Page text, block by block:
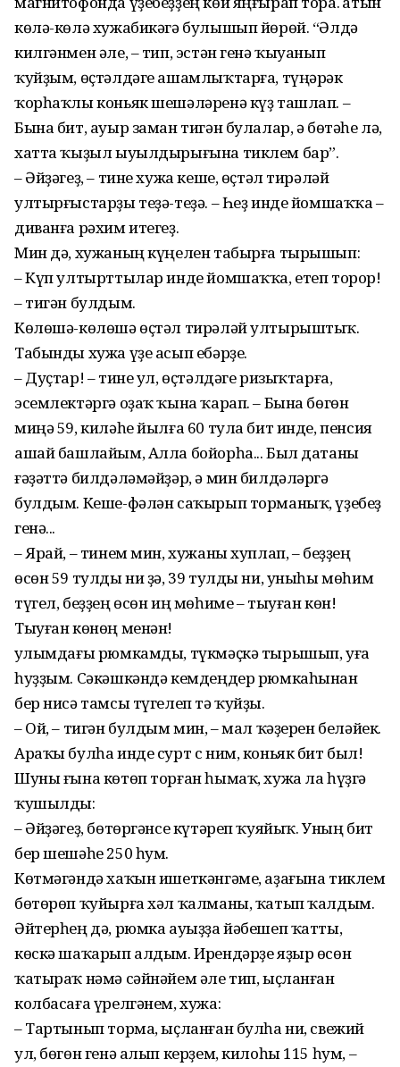
көлә-көлә хужабикәгә булышып йөрөй. “Әлдә
килгәнмен әле, – тип, эстән генә ҡыуанып
ҡуйҙым, өҫтәлдәге ашамлыҡтарға, түңәрәк
ҡорһаҡлы коньяк шешәләренә күҙ ташлап. –
Бына бит, ауыр заман тигән булалар, ә бөтәһе лә,
хатта ҡыҙыл ыуылдырығына тиклем бар”.
– Әйҙәгеҙ, – тине хужа кеше, өҫтәл тирәләй
ултырғыстарҙы теҙә-теҙә. – Һеҙ инде йомшаҡҡа –
диванға рәхим итегеҙ.
Мин дә, хужаның күңелен табырға тырышып:
– Күп ултырттылар инде йомшаҡҡа, етеп торор!
– тигән булдым.
Көлөшә-көлөшә өҫтәл тирәләй ултырыштыҡ.
Табынды хужа үҙе асып ебәрҙе.
– Дуҫтар! – тине ул, өҫтәлдәге ризыҡтарға,
эсемлектәргә оҙаҡ ҡына ҡарап. – Бына бөгөн
миңә 59, киләһе йылға 60 тула бит инде, пенсия
ашай башлайым, Алла бойорһа... Был датаны
ғәҙәттә билдәләмәйҙәр, ә мин билдәләргә
булдым. Кеше-фәлән саҡырып торманыҡ, үҙебеҙ
генә...
– Ярай, – тинем мин, хужаны хуплап, – беҙҙең
өсөн 59 тулды ни ҙә, 39 тулды ни, уныһы мөһим
түгел, беҙҙең өсөн иң мөһиме – тыуған көн!
Тыуған көнөң менән!
Ҡулымдағы рюмкамды, түкмәҫкә тырышып, уға
һуҙҙым. Сәкәшкәндә кемдеңдер рюмкаһынан
бер нисә тамсы түгелеп тә ҡуйҙы.
– Ой, – тигән булдым мин, – мал ҡәҙерен беләйек.
Араҡы булһа инде сурт с ним, коньяк бит был!
Шуны ғына көтөп торған һымаҡ, хужа ла һүҙгә
ҡушылды:
– Әйҙәгеҙ, бөтөргәнсе күтәреп ҡуяйыҡ. Уның бит
бер шешәһе 250 һум.
Көтмәгәндә хаҡын ишеткәнгәме, аҙағына тиклем
бөтөрөп ҡуйырға хәл ҡалманы, ҡатып ҡалдым.
Әйтерһең дә, рюмка ауыҙҙа йәбешеп ҡатты,
көскә шаҡарып алдым. Ирендәрҙе яҙыр өсөн
ҡатыраҡ нәмә сәйнәйем әле тип, ыҫланған
колбасаға үрелгәнем, хужа:
– Тартынып торма, ыҫланған булһа ни, свежий
ул, бөгөн генә алып керҙем, килоһы 115 һум, –